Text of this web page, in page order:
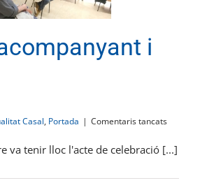
i
Casal, Portada | Comentaris tancatsa
anys
va tenir lloc l'acte de celebració [...]